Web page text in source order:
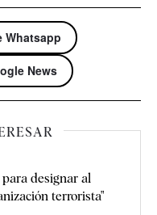
Whatsapp
News
designar al
terrorista"